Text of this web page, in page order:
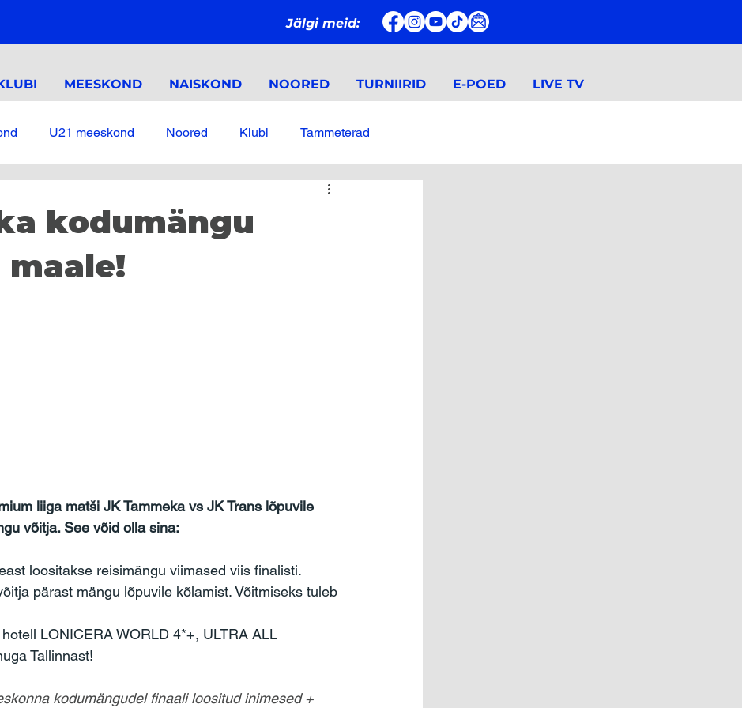
Jälgi meid:
MEESKOND NAISKOND NOORED TURNIIRID E-POED LIVE TV
U21 meeskond Noored Klubi Tammeterad
kodumängu
liiga matši JK Tammeka vs JK Trans lõpuvile
võitja. See võid olla sina:
loositakse reisimängu viimased viis finalisti.
pärast mängu lõpuvile kõlamist. Võitmiseks tuleb
LONICERA WORLD 4*+, ULTRA ALL
Tallinnast!
kodumängudel finaali loositud inimesed +